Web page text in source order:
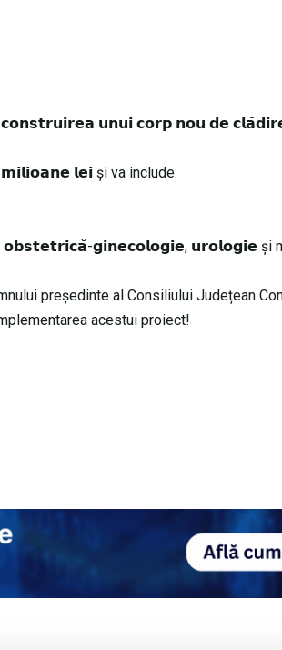
𝗰𝗼𝗻𝘀𝘁𝗿𝘂𝗶𝗿𝗲𝗮 𝘂𝗻𝘂𝗶 𝗰𝗼𝗿𝗽 𝗻𝗼𝘂 𝗱𝗲
𝗹𝗲𝗶 și va include:
𝗴𝗶𝗻𝗲𝗰𝗼𝗹𝗼𝗴𝗶𝗲, 𝘂𝗿𝗼𝗹𝗼𝗴𝗶𝗲 și
președinte al Consiliului Județean
acestui proiect!